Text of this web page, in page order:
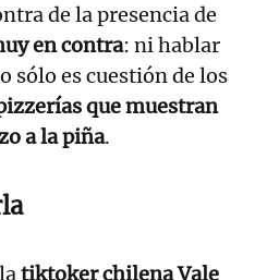
de la presencia de
en contra: ni hablar
sólo es cuestión de los
que muestran
a la piña.
tiktoker chilena Vale